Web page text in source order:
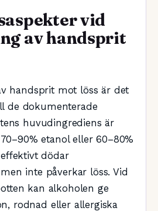
vid
av handsprit
handsprit mot löss är det
de dokumenterade
huvudingrediens är
etanol eller 60–80%
dödar
inte påverkar löss. Vid
kan alkoholen ge
rodnad eller allergiska